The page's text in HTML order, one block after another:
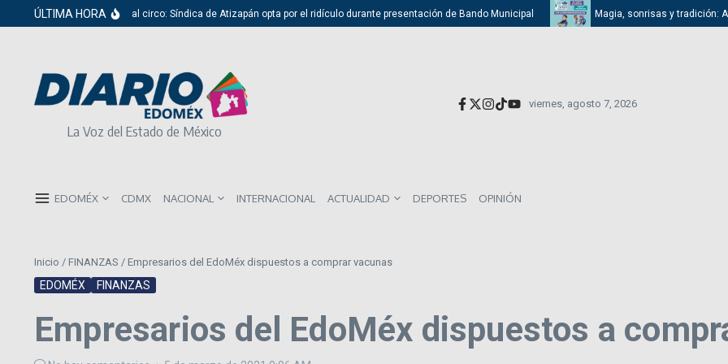
Saltar al contenido
ÚLTIMA HORA
Del cabildo al circo: Síndica de Atizapán opta por el ridículo durante presentación de Bando Municipal Magia, sonrisas y tradición:
La Voz del Estado de México
viernes, agosto 7, 2026
EDOMÉX CDMX NACIONAL INTERNACIONAL ACTUALIDAD DEPORTES OPINIÓN
Inicio / FINANZAS / Empresarios del EdoMéx dispuestos a comprar vacunas
EDOMÉX FINANZAS
Empresarios del EdoMéx dispuestos a